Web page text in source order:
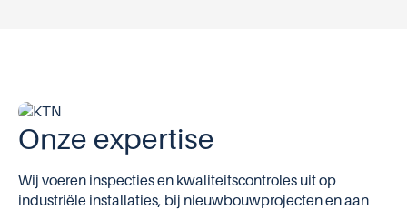
Onze expertise
Wij voeren inspecties en kwaliteitscontroles uit op
industriële installaties, bij nieuwbouwprojecten en aan